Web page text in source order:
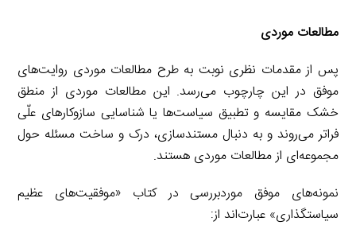
مطالعات موردی
پس از مقدمات نظری نوبت به طرح مطالعات موردی روایت‌های
موفق در این چارچوب می‌رسد. این مطالعات موردی از منطق
خشک مقایسه و تطبیق سیاست‌ها یا شناسایی سازوکارهای علّی
فراتر می‌روند و به دنبال مستندسازی، درک و ساخت مسئله حول
مجموعه‌ای از مطالعات موردی هستند.
نمونه‌های موفق موردبررسی در کتاب «موفقیت‌های عظیم
سیاستگذاری» عبارت‌اند از: